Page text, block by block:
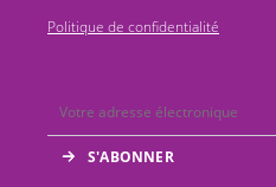
Politique de confidentialité